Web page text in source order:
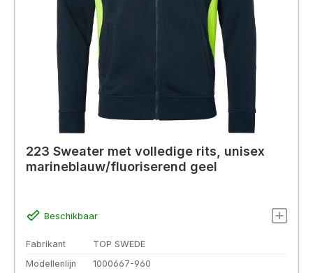
223 Sweater met volledige rits, unisex
marineblauw/fluoriserend geel
Beschikbaar
Fabrikant
TOP SWEDE
Modellenlijn
1000667-960